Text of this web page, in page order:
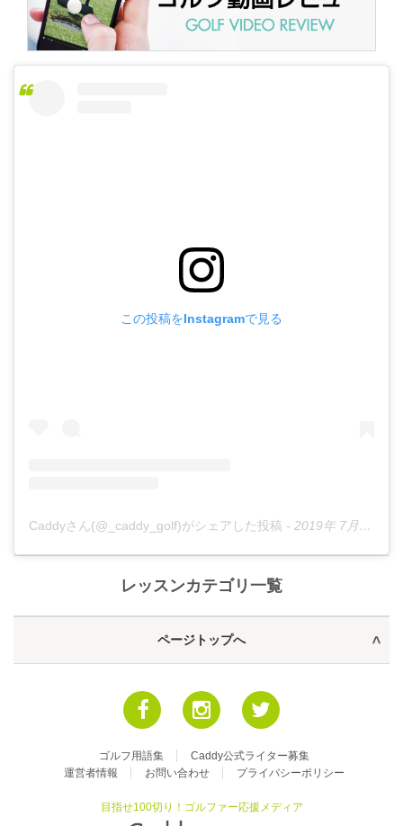
この投稿をInstagramで見る
Caddyさん(@_caddy_golf)がシェアした投稿 - 2019年 7月月8日午後6時37分PDT
レッスンカテゴリ一覧
ページトップへ
ゴルフ用語集
Caddy公式ライター募集
運営者情報
お問い合わせ プライバシーポリシー
目指せ100切り！ゴルファー応援メディア